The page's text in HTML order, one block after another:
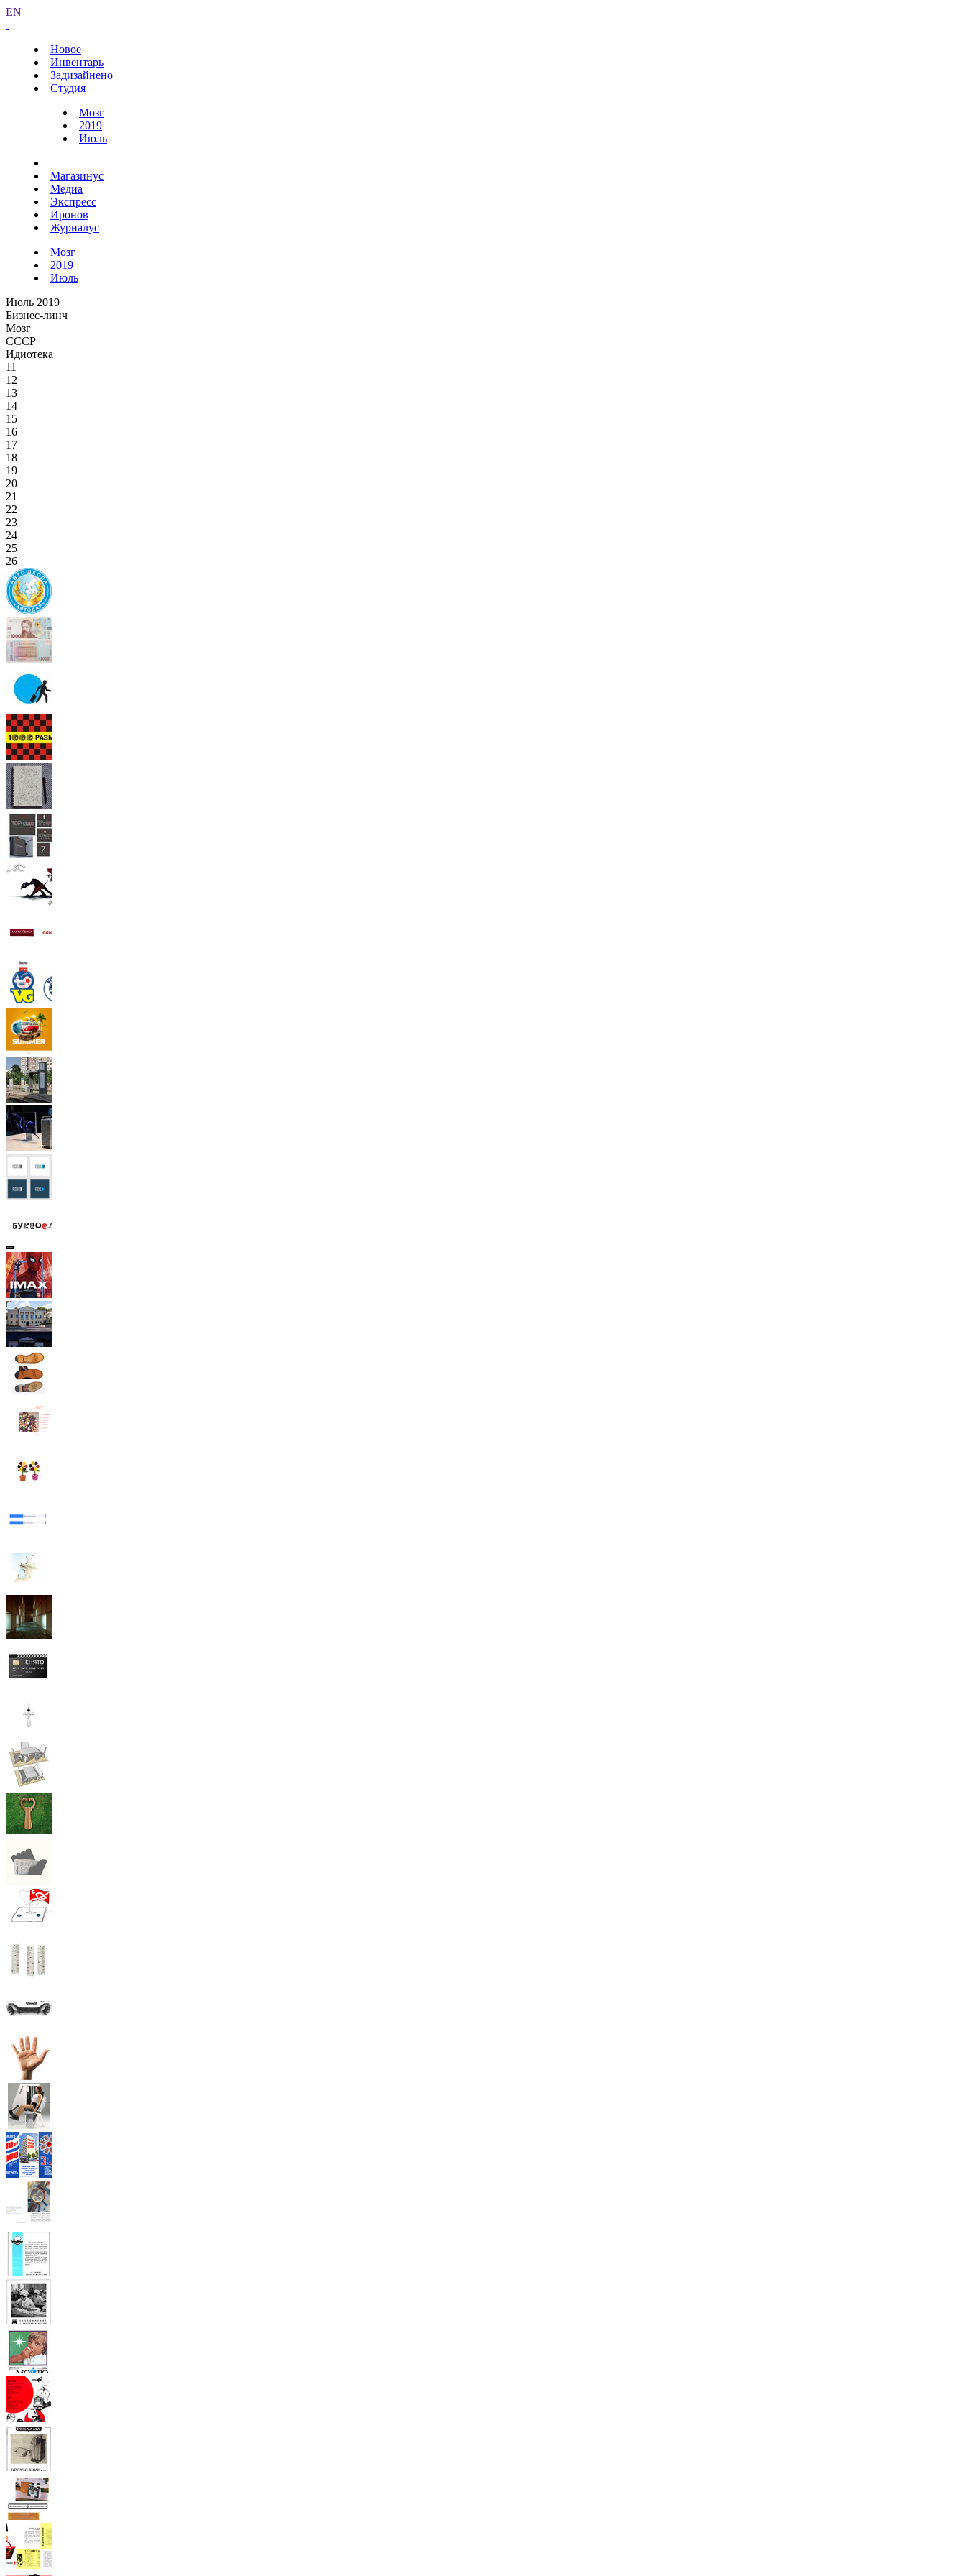
EN
Новое
Инвентарь
Задизайнено
Студия
Мозг
2019
Июль
Магазинус
Медиа
Экспресс
Иронов
Журналус
Мозг
2019
Июль
Июль 2019
Бизнес-линч
Мозг
СССР
Идиотека
11
12
13
14
15
16
17
18
19
20
21
22
23
24
25
26